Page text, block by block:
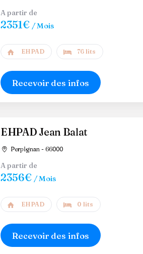
A partir de
2351€ / Mois
EHPAD 76 lits
Recevoir des infos
EHPAD Jean Balat
Perpignan - 66000
A partir de
2356€ / Mois
EHPAD 0 lits
Recevoir des infos